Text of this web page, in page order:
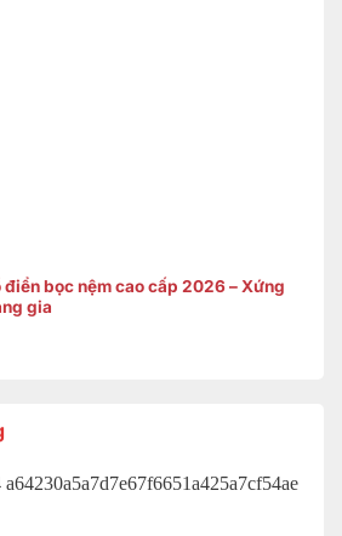
điển bọc nệm cao cấp 2026 – Xứng
gia